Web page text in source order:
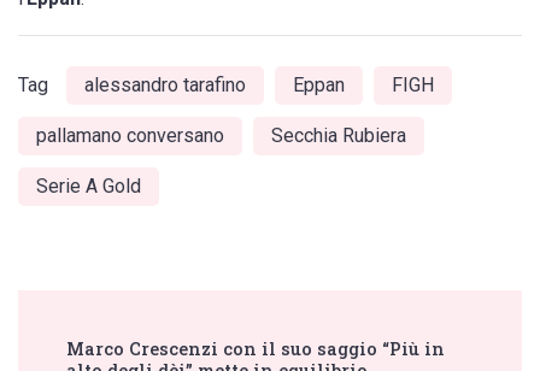
Tag alessandro tarafino Eppan FIGH
pallamano conversano Secchia Rubiera
Serie A Gold
Marco Crescenzi con il suo saggio “Più in